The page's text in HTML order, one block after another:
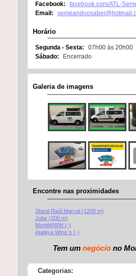
Facebook:
facebook.com/ATL-
Email:
Horário
Segunda - Sexta:
07h00 às 20h00
Sábado:
Encerrado
Galeria de imagens
Encontre nas proximidades
Stand Raúl Marçal (1200 m)
Jolar (200 m)
MontiWWW (-)
Atalaya Wine´s (-)
Tem um negócio no
Categorias: